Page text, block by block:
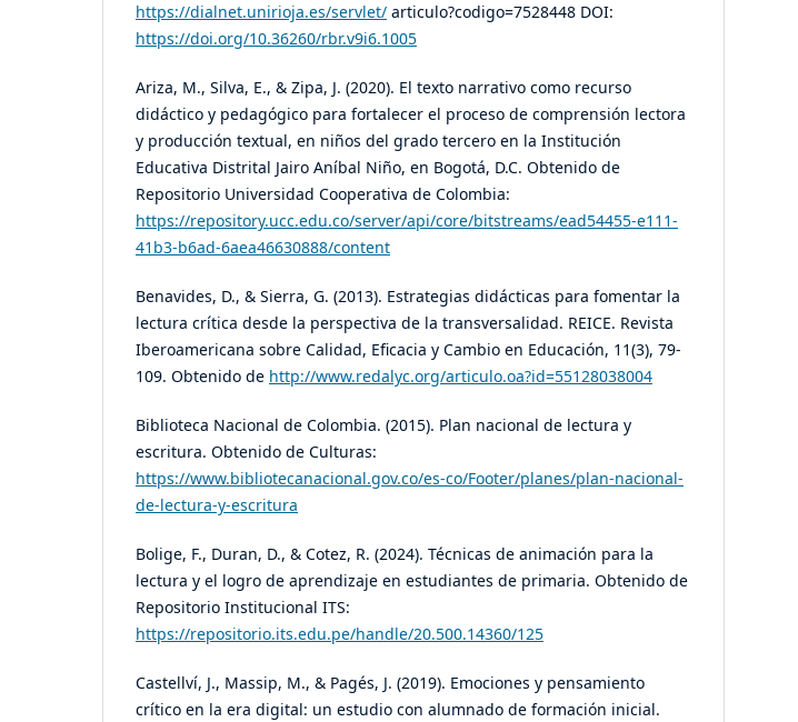
https://dialnet.unirioja.es/servlet/ articulo?codigo=7528448 DOI:
https://doi.org/10.36260/rbr.v9i6.1005
Ariza, M., Silva, E., & Zipa, J. (2020). El texto narrativo como recurso
didáctico y pedagógico para fortalecer el proceso de comprensión lectora
y producción textual, en niños del grado tercero en la Institución
Educativa Distrital Jairo Aníbal Niño, en Bogotá, D.C. Obtenido de
Repositorio Universidad Cooperativa de Colombia:
https://repository.ucc.edu.co/server/api/core/bitstreams/ead54455-e111-
41b3-b6ad-6aea46630888/content
Benavides, D., & Sierra, G. (2013). Estrategias didácticas para fomentar la
lectura crítica desde la perspectiva de la transversalidad. REICE. Revista
Iberoamericana sobre Calidad, Eficacia y Cambio en Educación, 11(3), 79-
109. Obtenido de http://www.redalyc.org/articulo.oa?id=55128038004
Biblioteca Nacional de Colombia. (2015). Plan nacional de lectura y
escritura. Obtenido de Culturas:
https://www.bibliotecanacional.gov.co/es-co/Footer/planes/plan-nacional-
de-lectura-y-escritura
Bolige, F., Duran, D., & Cotez, R. (2024). Técnicas de animación para la
lectura y el logro de aprendizaje en estudiantes de primaria. Obtenido de
Repositorio Institucional ITS:
https://repositorio.its.edu.pe/handle/20.500.14360/125
Castellví, J., Massip, M., & Pagés, J. (2019). Emociones y pensamiento
crítico en la era digital: un estudio con alumnado de formación inicial.